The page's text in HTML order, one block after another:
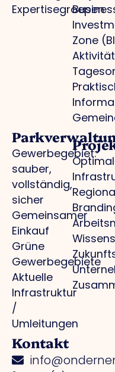
Expertisegroepen
Zone
Gewerbegebiet:
sauber,
vollständig,
sicher
Gemeinsamer
Einkauf
Grüne
Gewerbegebiete
Aktuelle
Infrastruktur
/
Umleitungen
Kontakt